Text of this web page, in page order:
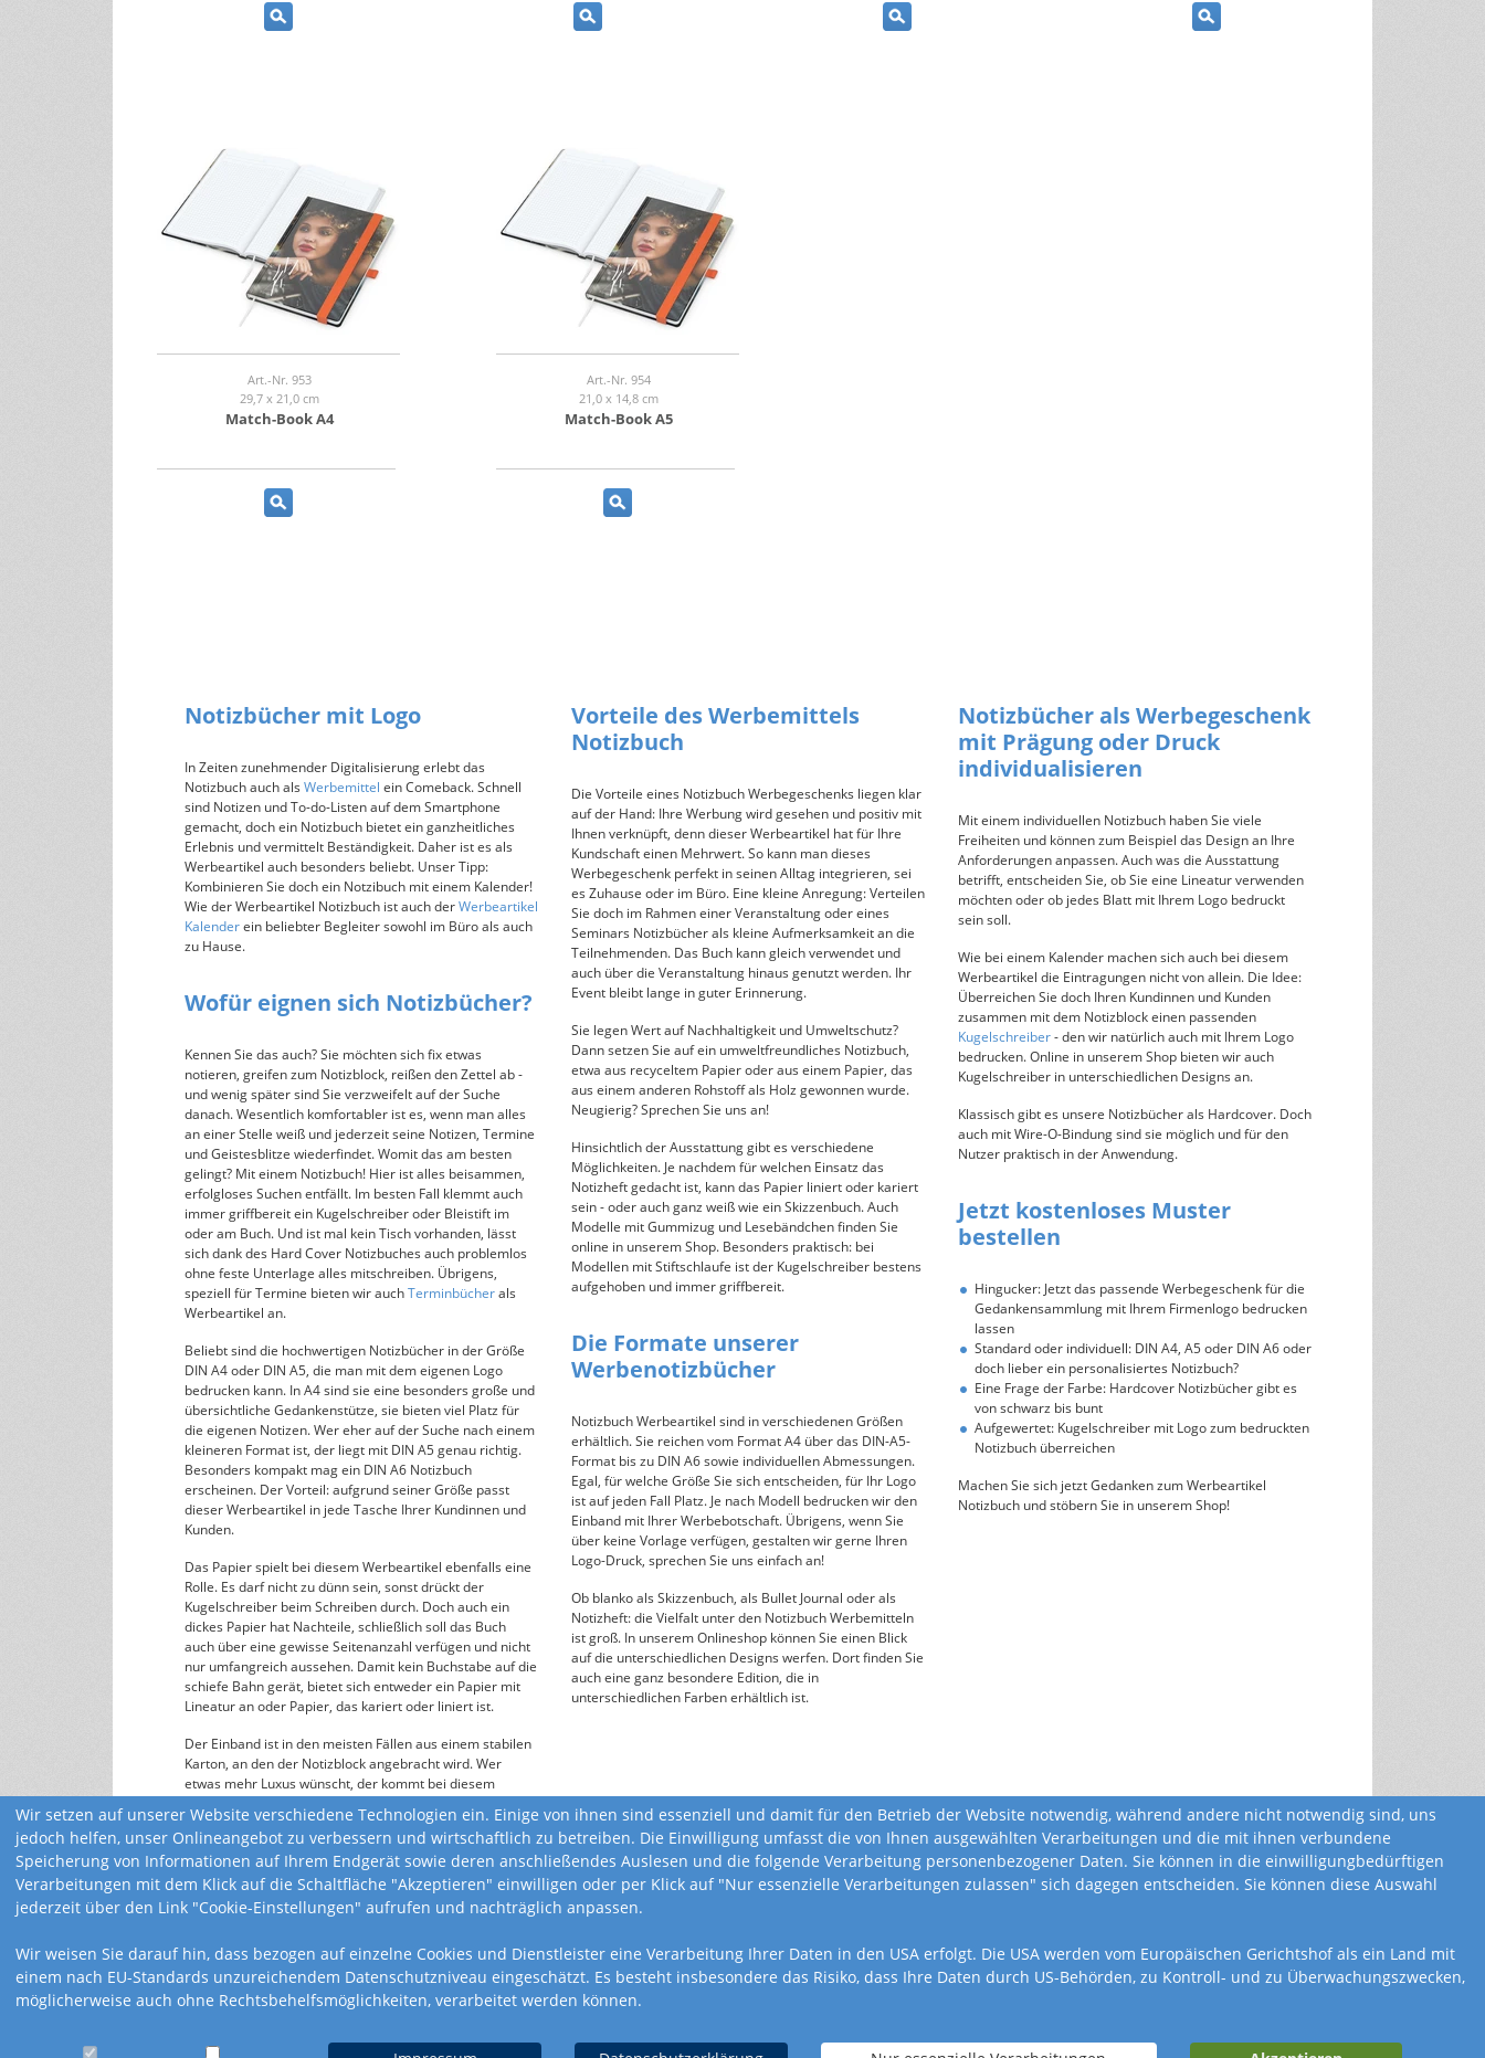
Art.-Nr. 953
29,7 x 21,0 cm
Match-Book A4
Art.-Nr. 954
21,0 x 14,8 cm
Match-Book A5
Notizbücher mit Logo
In Zeiten zunehmender Digitalisierung erlebt das
Notizbuch auch als Werbemittel ein Comeback. Schnell
sind Notizen und To-do-Listen auf dem Smartphone
gemacht, doch ein Notizbuch bietet ein ganzheitliches
Erlebnis und vermittelt Beständigkeit. Daher ist es als
Werbeartikel auch besonders beliebt. Unser Tipp:
Kombinieren Sie doch ein Notzibuch mit einem Kalender!
Wie der Werbeartikel Notizbuch ist auch derWerbeartikel
Kalenderein beliebter Begleiter sowohl im Büro als auch
zu Hause.
Wofür eignen sich Notizbücher?
Kennen Sie das auch? Sie möchten sich fix etwas
notieren, greifen zum Notizblock, reißen den Zettel ab -
und wenig später sind Sie verzweifelt auf der Suche
danach. Wesentlich komfortabler ist es, wenn man alles
an einer Stelle weiß und jederzeit seine Notizen, Termine
und Geistesblitze wiederfindet. Womit das am besten
gelingt? Mit einem Notizbuch! Hier ist alles beisammen,
erfolgloses Suchen entfällt. Im besten Fall klemmt auch
immer griffbereit ein Kugelschreiber oder Bleistift im
oder am Buch. Und ist mal kein Tisch vorhanden, lässt
sich dank des Hard Cover Notizbuches auch problemlos
ohne feste Unterlage alles mitschreiben. Übrigens,
speziell für Termine bieten wir auchTerminbücherals
Werbeartikel an.
Beliebt sind die hochwertigen Notizbücher in der Größe
DIN A4 oder DIN A5, die man mit dem eigenen Logo
bedrucken kann. In A4 sind sie eine besonders große und
übersichtliche Gedankenstütze, sie bieten viel Platz für
die eigenen Notizen. Wer eher auf der Suche nach einem
kleineren Format ist, der liegt mit DIN A5 genau richtig.
Besonders kompakt mag ein DIN A6 Notizbuch
erscheinen. Der Vorteil: aufgrund seiner Größe passt
dieser Werbeartikel in jede Tasche Ihrer Kundinnen und
Kunden.
Das Papier spielt bei diesem Werbeartikel ebenfalls eine
Rolle. Es darf nicht zu dünn sein, sonst drückt der
Kugelschreiber beim Schreiben durch. Doch auch ein
dickes Papier hat Nachteile, schließlich soll das Buch
auch über eine gewisse Seitenanzahl verfügen und nicht
nur umfangreich aussehen. Damit kein Buchstabe auf die
schiefe Bahn gerät, bietet sich entweder ein Papier mit
Lineatur an oder Papier, das kariert oder liniert ist.
Der Einband ist in den meisten Fällen aus einem stabilen
Karton, an den der Notizblock angebracht wird. Wer
etwas mehr Luxus wünscht, der kommt bei diesem
Kosten. Anstatt das Cover mit Ihrem Logo zu bedrucken,
kommt in diesem Fall eine Logo Prägung zum Einsatz.
Vorteile des Werbemittels
Notizbuch
Die Vorteile eines Notizbuch Werbegeschenks liegen klar
auf der Hand: Ihre Werbung wird gesehen und positiv mit
Ihnen verknüpft, denn dieser Werbeartikel hat für Ihre
Kundschaft einen Mehrwert. So kann man dieses
Werbegeschenk perfekt in seinen Alltag integrieren, sei
es Zuhause oder im Büro. Eine kleine Anregung: Verteilen
Sie doch im Rahmen einer Veranstaltung oder eines
Seminars Notizbücher als kleine Aufmerksamkeit an die
Teilnehmenden. Das Buch kann gleich verwendet und
auch über die Veranstaltung hinaus genutzt werden. Ihr
Event bleibt lange in guter Erinnerung.
Sie legen Wert auf Nachhaltigkeit und Umweltschutz?
Dann setzen Sie auf ein umweltfreundliches Notizbuch,
etwa aus recyceltem Papier oder aus einem Papier, das
aus einem anderen Rohstoff als Holz gewonnen wurde.
Neugierig? Sprechen Sie uns an!
Hinsichtlich der Ausstattung gibt es verschiedene
Möglichkeiten. Je nachdem für welchen Einsatz das
Notizheft gedacht ist, kann das Papier liniert oder kariert
sein - oder auch ganz weiß wie ein Skizzenbuch. Auch
Modelle mit Gummizug und Lesebändchen finden Sie
online in unserem Shop. Besonders praktisch: bei
Modellen mit Stiftschlaufe ist der Kugelschreiber bestens
aufgehoben und immer griffbereit.
Die Formate unserer
Werbenotizbücher
Notizbuch Werbeartikel sind in verschiedenen Größen
erhältlich. Sie reichen vom Format A4 über das DIN-A5-
Format bis zu DIN A6 sowie individuellen Abmessungen.
Egal, für welche Größe Sie sich entscheiden, für Ihr Logo
ist auf jeden Fall Platz. Je nach Modell bedrucken wir den
Einband mit Ihrer Werbebotschaft. Übrigens, wenn Sie
über keine Vorlage verfügen, gestalten wir gerne Ihren
Logo-Druck, sprechen Sie uns einfach an!
Ob blanko als Skizzenbuch, als Bullet Journal oder als
Notizheft: die Vielfalt unter den Notizbuch Werbemitteln
ist groß. In unserem Onlineshop können Sie einen Blick
auf die unterschiedlichen Designs werfen. Dort finden Sie
auch eine ganz besondere Edition, die in
unterschiedlichen Farben erhältlich ist.
Notizbücher als Werbegeschenk
mit Prägung oder Druck
individualisieren
Mit einem individuellen Notizbuch haben Sie viele
Freiheiten und können zum Beispiel das Design an Ihre
Anforderungen anpassen. Auch was die Ausstattung
betrifft, entscheiden Sie, ob Sie eine Lineatur verwenden
möchten oder ob jedes Blatt mit Ihrem Logo bedruckt
sein soll.
Wie bei einem Kalender machen sich auch bei diesem
Werbeartikel die Eintragungen nicht von allein. Die Idee:
Überreichen Sie doch Ihren Kundinnen und Kunden
zusammen mit dem Notizblock einen passenden
Kugelschreiber- den wir natürlich auch mit Ihrem Logo
bedrucken. Online in unserem Shop bieten wir auch
Kugelschreiber in unterschiedlichen Designs an.
Klassisch gibt es unsere Notizbücher als Hardcover. Doch
auch mit Wire-O-Bindung sind sie möglich und für den
Nutzer praktisch in der Anwendung.
Jetzt kostenloses Muster
bestellen
Hingucker: Jetzt das passende Werbegeschenk für die
Gedankensammlung mit Ihrem Firmenlogo bedrucken
lassen
Standard oder individuell: DIN A4, A5 oder DIN A6 oder
doch lieber ein personalisiertes Notizbuch?
Eine Frage der Farbe: Hardcover Notizbücher gibt es
von schwarz bis bunt
Aufgewertet: Kugelschreiber mit Logo zum bedruckten
Notizbuch überreichen
Machen Sie sich jetzt Gedanken zum Werbeartikel
Notizbuch und stöbern Sie in unserem Shop!
Wir setzen auf unserer Website verschiedene Technologien ein. Einige von ihnen sind essenziell und damit für den Betrieb der Website notwendig, während andere nicht notwendig sind, uns
jedoch helfen, unser Onlineangebot zu verbessern und wirtschaftlich zu betreiben. Die Einwilligung umfasst die von Ihnen ausgewählten Verarbeitungen und die mit ihnen verbundene
Speicherung von Informationen auf Ihrem Endgerät sowie deren anschließendes Auslesen und die folgende Verarbeitung personenbezogener Daten. Sie können in die einwilligungbedürftigen
Verarbeitungen mit dem Klick auf die Schaltfläche "Akzeptieren" einwilligen oder per Klick auf "Nur essenzielle Verarbeitungen zulassen" sich dagegen entscheiden. Sie können diese Auswahl
jederzeit über den Link "Cookie-Einstellungen" aufrufen und nachträglich anpassen.
Wir weisen Sie darauf hin, dass bezogen auf einzelne Cookies und Dienstleister eine Verarbeitung Ihrer Daten in den USA erfolgt. Die USA werden vom Europäischen Gerichtshof als ein Land mit
einem nach EU-Standards unzureichendem Datenschutzniveau eingeschätzt. Es besteht insbesondere das Risiko, dass Ihre Daten durch US-Behörden, zu Kontroll- und zu Überwachungszwecken,
möglicherweise auch ohne Rechtsbehelfsmöglichkeiten, verarbeitet werden können.